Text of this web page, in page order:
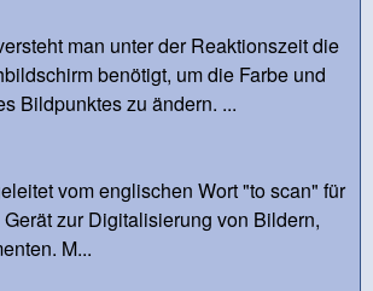
man unter der Reaktionszeit die
benötigt, um die Farbe und
Bildpunktes zu ändern. ...
vom englischen Wort "to scan" für
zur Digitalisierung von Bildern,
M...